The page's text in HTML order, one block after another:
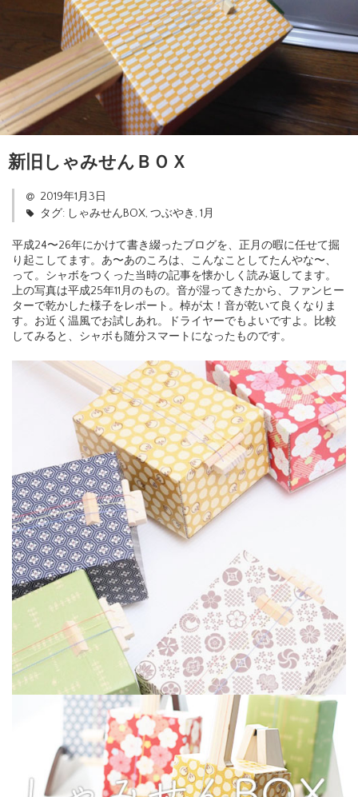
新旧しゃみせんＢＯＸ
2019年1月3日
タグ: しゃみせんBOX, つぶやき , 1月
平成24〜26年にかけて書き綴ったブログを、正月の暇に任せて掘
り起こしてます。あ〜あのころは、こんなことしてたんやな〜、
って。シャボをつくった当時の記事を懐かしく読み返してます。
上の写真は平成25年11月のもの。音が湿ってきたから、ファンヒー
ターで乾かした様子をレポート。棹が太！音が乾いて良くなりま
す。お近く温風でお試しあれ。ドライヤーでもよいですよ。比較
してみると、シャボも随分スマートになったものです。